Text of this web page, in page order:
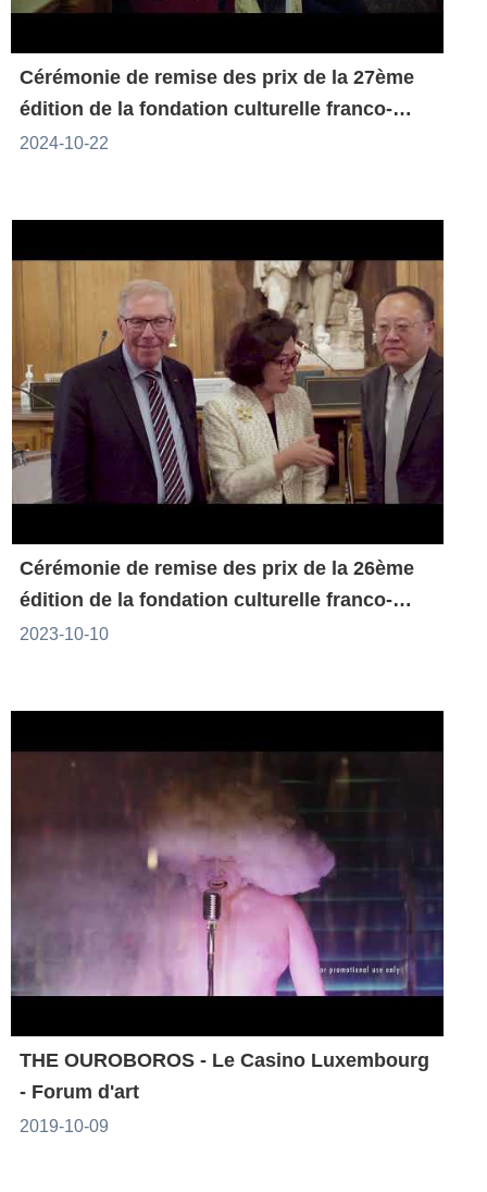
Cérémonie de remise des prix de la 27ème
édition de la fondation culturelle franco-
taïwanaise
2024-10-22
Cérémonie de remise des prix de la 26ème
édition de la fondation culturelle franco-
taïwanaise
2023-10-10
THE OUROBOROS - Le Casino Luxembourg
- Forum d'art
2019-10-09